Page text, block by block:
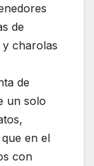
de
charolas
de
un solo
en el
con